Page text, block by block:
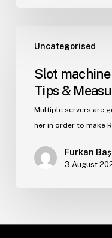
Uncategorised
Slot
Tips &
Multiple servers are
her in order to make
Furkan
3 August